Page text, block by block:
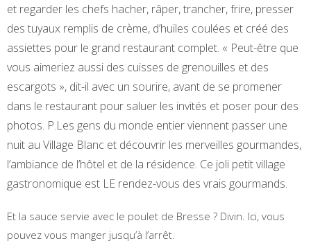
et regarder les chefs hacher, râper, trancher, frire, presser
des tuyaux remplis de crème, d’huiles coulées et créé des
assiettes pour le grand restaurant complet. « Peut-être que
vous aimeriez aussi des cuisses de grenouilles et des
escargots », dit-il avec un sourire, avant de se promener
dans le restaurant pour saluer les invités et poser pour des
photos. P.Les gens du monde entier viennent passer une
nuit au Village Blanc et découvrir les merveilles gourmandes,
l’ambiance de l’hôtel et de la résidence. Ce joli petit village
gastronomique est LE rendez-vous des vrais gourmands.
Et la sauce servie avec le poulet de Bresse ? Divin. Ici, vous
pouvez vous manger jusqu’à l’arrêt.